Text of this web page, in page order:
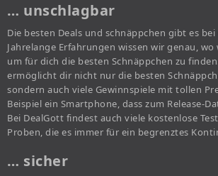
… unschlagbar
Die besten Deals und schnäppchen gibt es bei
Jahrelange Erfahrungen wissen wir genau,
um für dich die besten Schnäppchen zu
ermöglicht dir nicht nur die besten
sondern auch viele Gewinnspiele mit tollen
Beispiel ein Smartphone, dass zum Release-
Bei DealGott findest auch viele kostenlose
Proben, die es immer für ein begrenztes
… sicher